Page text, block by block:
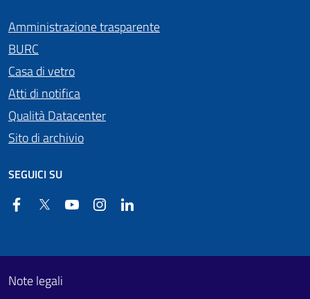
Amministrazione trasparente
BURC
Casa di vetro
Atti di notifica
Qualità Datacenter
Sito di archivio
SEGUICI SU
FacebookTwitter YouTube Instagram
Footer First
Useful links section
Note legali